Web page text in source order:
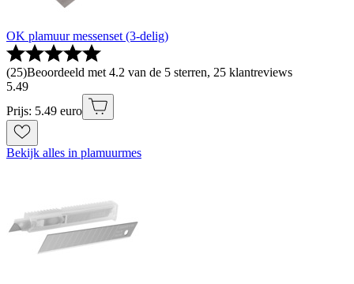
OK plamuur messenset (3-delig)
(25)Beoordeeld met 4.2 van de 5 sterren, 25 klantreviews
5.49
Prijs: 5.49 euro
Bekijk alles in plamuurmes